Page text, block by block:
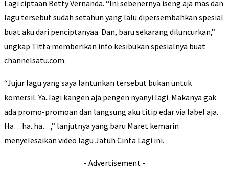
Lagi ciptaan Betty Vernanda. “Ini sebenernya iseng aja mas dan
lagu tersebut sudah setahun yang lalu dipersembahkan spesial
buat aku dari penciptanyaa. Dan, baru sekarang diluncurkan,”
ungkap Titta memberikan info kesibukan spesialnya buat
channelsatu.com.
“Jujur lagu yang saya lantunkan tersebut bukan untuk
komersil. Ya..lagi kangen aja pengen nyanyi lagi. Makanya gak
ada promo-promoan dan langsung aku titip edar via label aja.
Ha…ha..ha…,” lanjutnya yang baru Maret kemarin
menyelesaikan video lagu Jatuh Cinta Lagi ini.
- Advertisement -